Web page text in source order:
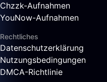
Chzzk-Aufnahmen
YouNow-Aufnahmen
Rechtliches
Datenschutzerklärung
Nutzungsbedingungen
DMCA-Richtlinie